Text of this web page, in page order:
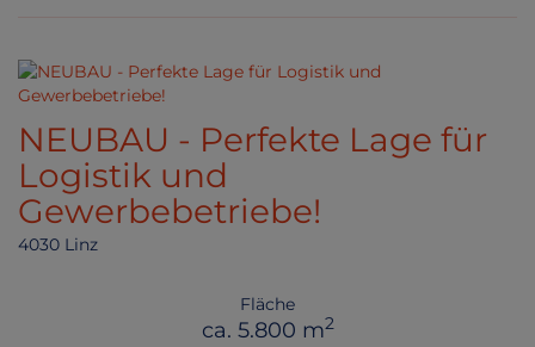
NEUBAU - Perfekte Lage für
Logistik und
Gewerbebetriebe!
4030 Linz
Fläche
ca. 5.800 m2